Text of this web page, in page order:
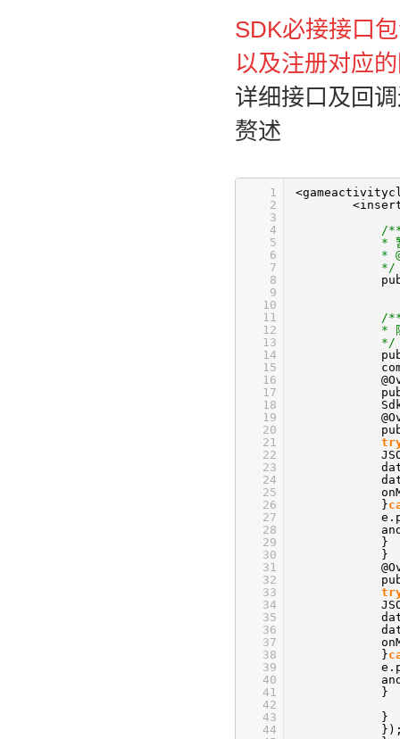
SDK必接接口
以及注册对应
详细接口及回
赘述
1
2
3
4
5
6
7
8
9
10
11
12
13
14
15
16
17
18
19
20
21
22
23
24
25
26
27
28
29
30
31
32
33
34
35
36
37
38
39
40
41
42
43
44
/
*
*
*/
/
*
*/
}
}
}
}
}
}